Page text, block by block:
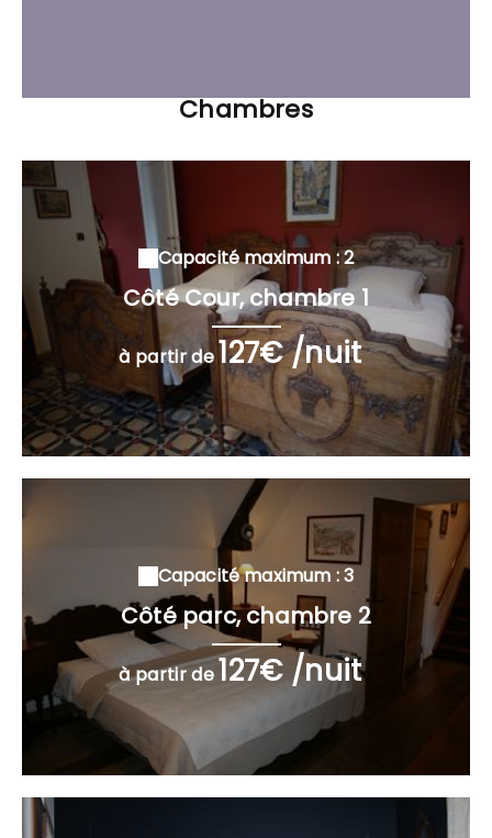
Chambres
Capacité maximum : 2
Côté Cour, chambre 1
à partir de127€ /nuit
Capacité maximum : 3
Côté parc, chambre 2
à partir de127€ /nuit